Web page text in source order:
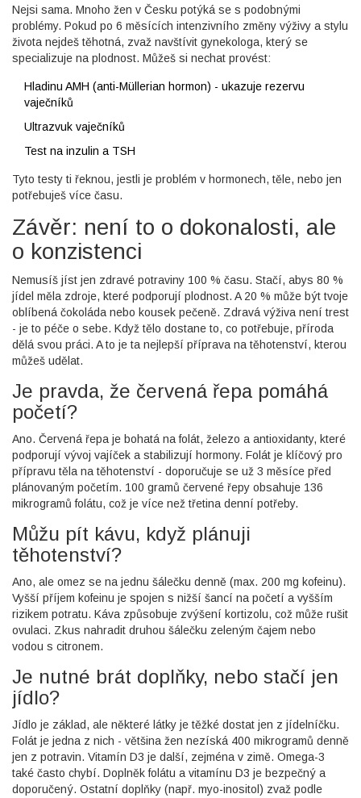
Nejsi sama. Mnoho žen v Česku potýká se s podobnými
problémy. Pokud po 6 měsících intenzivního změny výživy a stylu
života nejdeš těhotná, zvaž navštívit gynekologa, který se
specializuje na plodnost. Můžeš si nechat provést:
Hladinu AMH (anti-Müllerian hormon) - ukazuje rezervu
vaječníků
Ultrazvuk vaječníků
Test na inzulin a TSH
Tyto testy ti řeknou, jestli je problém v hormonech, těle, nebo jen
potřebuješ více času.
Závěr: není to o dokonalosti, ale
o konzistenci
Nemusíš jíst jen zdravé potraviny 100 % času. Stačí, abys 80 %
jídel měla zdroje, které podporují plodnost. A 20 % může být tvoje
oblíbená čokoláda nebo kousek pečeně. Zdravá výživa není trest
- je to péče o sebe. Když tělo dostane to, co potřebuje, příroda
dělá svou práci. A to je ta nejlepší příprava na těhotenství, kterou
můžeš udělat.
Je pravda, že červená řepa pomáhá
početí?
Ano. Červená řepa je bohatá na folát, železo a antioxidanty, které
podporují vývoj vajíček a stabilizují hormony. Folát je klíčový pro
přípravu těla na těhotenství - doporučuje se už 3 měsíce před
plánovaným početím. 100 gramů červené řepy obsahuje 136
mikrogramů folátu, což je více než třetina denní potřeby.
Můžu pít kávu, když plánuji
těhotenství?
Ano, ale omez se na jednu šálečku denně (max. 200 mg kofeinu).
Vyšší příjem kofeinu je spojen s nižší šancí na početí a vyšším
rizikem potratu. Káva způsobuje zvýšení kortizolu, což může rušit
ovulaci. Zkus nahradit druhou šálečku zeleným čajem nebo
vodou s citronem.
Je nutné brát doplňky, nebo stačí jen
jídlo?
Jídlo je základ, ale některé látky je těžké dostat jen z jídelníčku.
Folát je jedna z nich - většina žen nezíská 400 mikrogramů denně
jen z potravin. Vitamín D3 je další, zejména v zimě. Omega-3
také často chybí. Doplněk folátu a vitamínu D3 je bezpečný a
doporučený. Ostatní doplňky (např. myo-inositol) zvaž podle